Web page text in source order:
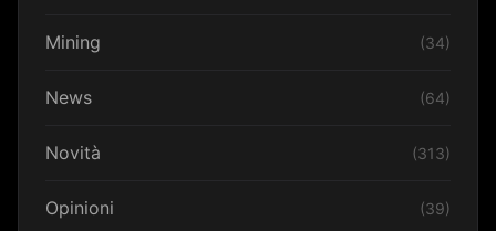
Mining (34)
News (64)
Novità (313)
Opinioni (39)